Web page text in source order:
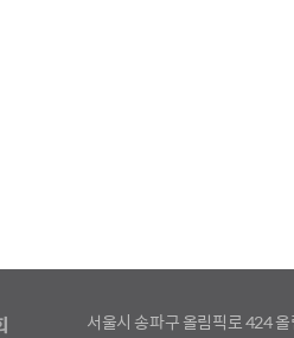
서울시 송파구 올림픽로 424